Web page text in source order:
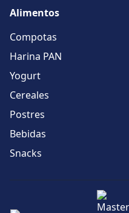
Alimentos
Compotas
Harina PAN
Yogurt
Cereales
Postres
Bebidas
Snacks